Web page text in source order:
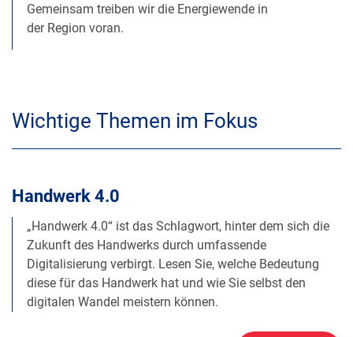
Gemeinsam treiben wir die Energiewende in
der Region voran.
Wichtige Themen im Fokus
Handwerk 4.0
„Handwerk 4.0“ ist das Schlagwort, hinter dem sich die
Zukunft des Handwerks durch umfassende
Digitalisierung verbirgt. Lesen Sie, welche Bedeutung
diese für das Handwerk hat und wie Sie selbst den
digitalen Wandel meistern können.